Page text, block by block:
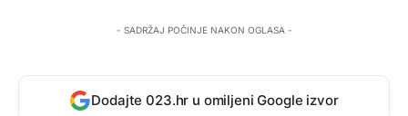
- SADRŽAJ POČINJE NAKON OGLASA -
Dodajte 023.hr u omiljeni Google izvor